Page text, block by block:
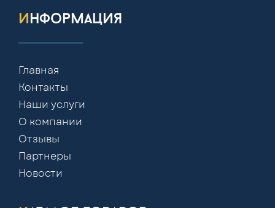
информация
Главная
Контакты
Наши услуги
О компании
Отзывы
Партнеры
Новости